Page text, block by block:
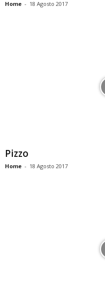
Home - 18 Agosto 2017
Pizzo
Home - 18 Agosto 2017